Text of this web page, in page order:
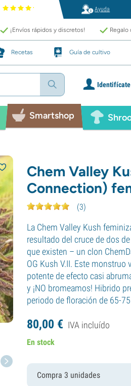
Ayuda
¡Envíos rápidos y discretos! Regalo
Recetas Guía de cultivo
Identifícate
Smartshop
Chem Valley
Connection)
(3)
La Chem Valley Kush
resultado del cruce de dos
que existen – un clon
OG Kush V.II. Este
potente de efecto casi
y ¡NO bromeamos! Hibrido
periodo de floración de 65-
80,00 € IVA incluído
En stock
Compra 3 unidades